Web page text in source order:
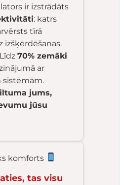
ir izstrādāts
: katrs
tīrā
izšķērdēšanas.
70% zemāki
ar
sistēmām.
jums,
jūsu
tas visu